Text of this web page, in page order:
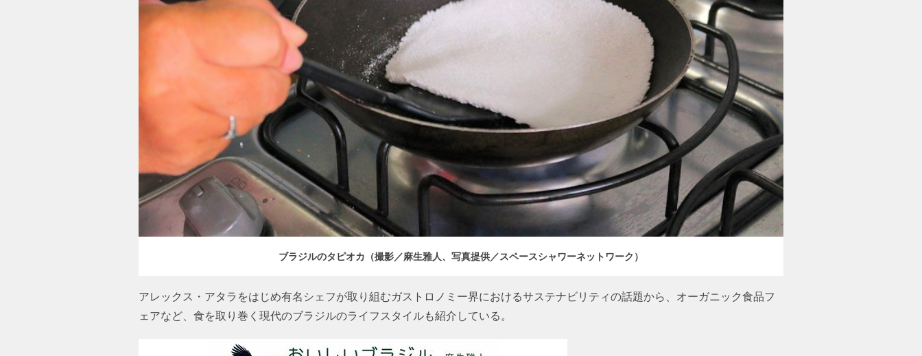
ブラジルのタピオカ（撮影／麻生雅人、写真提供／スペースシャワーネットワーク）
アレックス・アタラをはじめ有名シェフが取り組むガストロノミー界におけるサステナビリティの話題から、オーガニック食品フ
ェアなど、食を取り巻く現代のブラジルのライフスタイルも紹介している。